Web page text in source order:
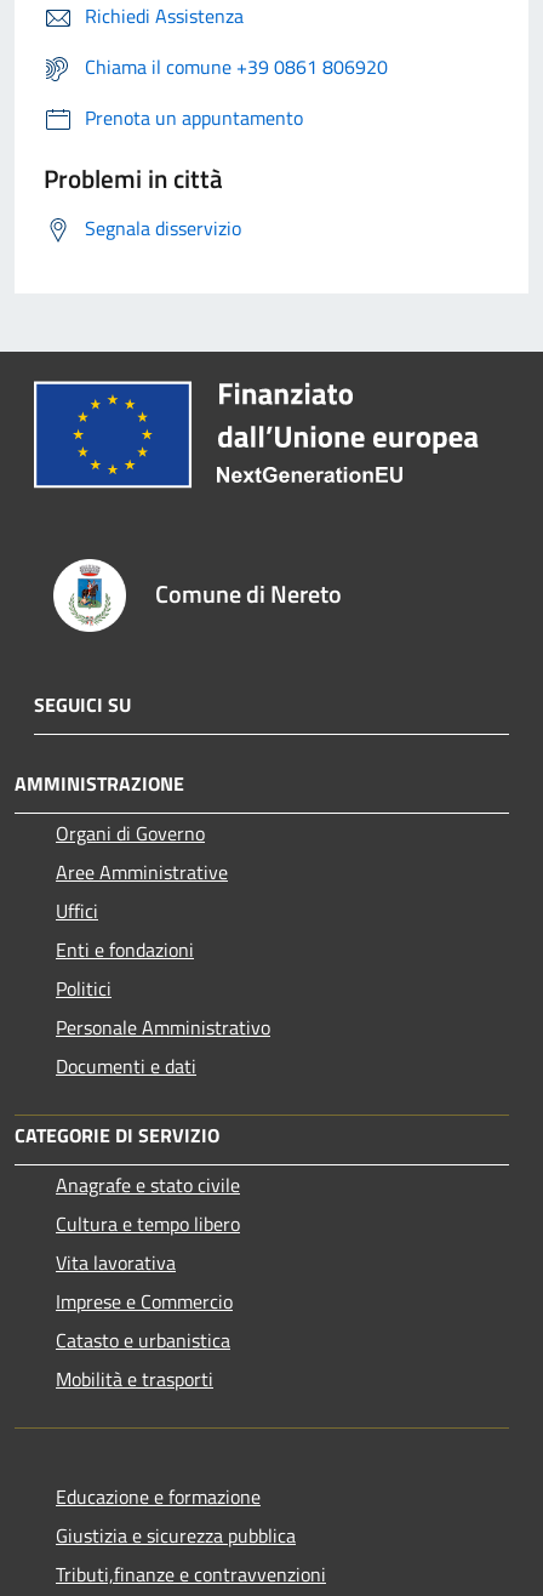
Richiedi Assistenza
Chiama il comune +39 0861 806920
Prenota un appuntamento
Problemi in città
Segnala disservizio
Comune di Nereto
SEGUICI SU
AMMINISTRAZIONE
Organi di Governo
Aree Amministrative
Uffici
Enti e fondazioni
Politici
Personale Amministrativo
Documenti e dati
CATEGORIE DI SERVIZIO
Anagrafe e stato civile
Cultura e tempo libero
Vita lavorativa
Imprese e Commercio
Catasto e urbanistica
Mobilità e trasporti
Educazione e formazione
Giustizia e sicurezza pubblica
Tributi,finanze e contravvenzioni